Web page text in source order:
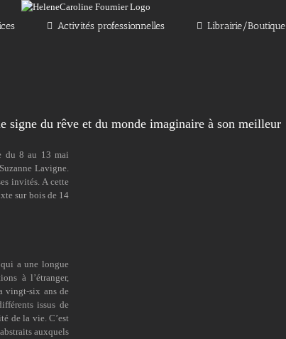
Activités professionnelles Librairie/Boutique
signe du rêve et du monde imaginaire à son meilleur
du 8 au 13 mai
Lavigne.
invités. A cette
sur bois de 14
a une longue
à l’étranger,
vingt-six ans de
issus de
de la vie. C’est
auxquels